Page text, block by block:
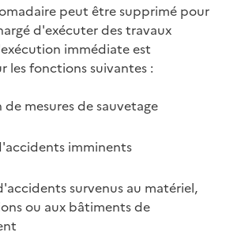
peut être supprimé pour
d'exécuter des travaux
immédiate est
les fonctions suivantes :
mesures de sauvetage
imminents
survenus au matériel,
ou aux bâtiments de